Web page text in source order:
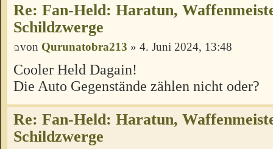
Re: Fan-Held: Haratun,
Schildzwerge
von Qurunatobra213 » 4. Juni 2024, 13:48
Cooler Held Dagain!
Die Auto Gegenstände zählen nicht oder?
Re: Fan-Held: Haratun,
Schildzwerge